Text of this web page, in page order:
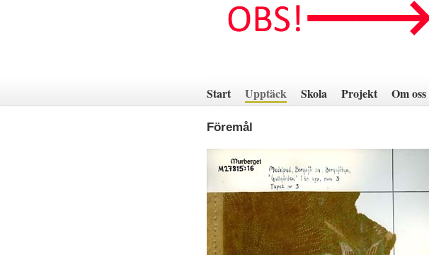
innehåll
Start Upptäck Skola Projekt Om oss
Föremål